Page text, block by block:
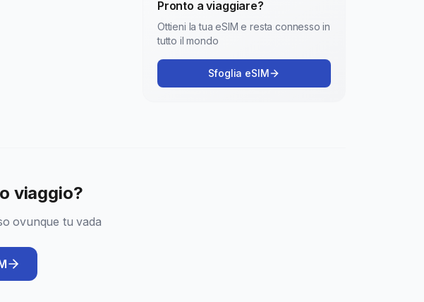
Pronto a viaggiare?
Ottieni la tua eSIM e resta connesso in
tutto il mondo
Sfoglia eSIM
viaggio?
ovunque tu vada